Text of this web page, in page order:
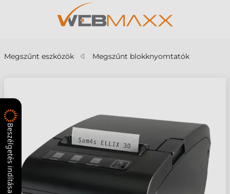
Megszűnt eszközök Megszűnt blokknyomtatók
Beszélgetés indítása